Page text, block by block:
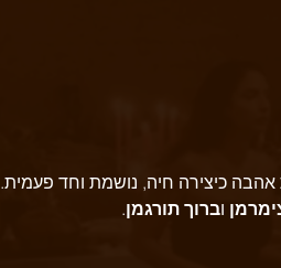
כיצירה חיה, נושמת וחד פעמית.
וברוך תורגמן.